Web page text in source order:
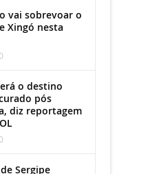
vai sobrevoar o
Xingó nesta
o destino
pós
diz reportagem
Sergipe